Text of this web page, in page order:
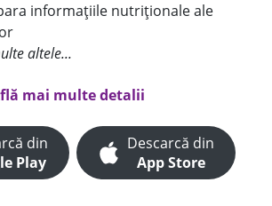
informațiile nutriționale ale
altele...
mai multe detalii
din
Play
Descarcă din
App Store